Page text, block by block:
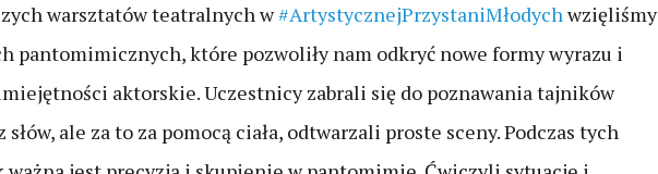
warsztatów teatralnych w#ArtystycznejPrzystaniMłodychwzięliśmy
pantomimicznych, które pozwoliły nam odkryć nowe formy wyrazu i
aktorskie. Uczestnicy zabrali się do poznawania tajników
ale za to za pomocą ciała, odtwarzali proste sceny. Podczas tych